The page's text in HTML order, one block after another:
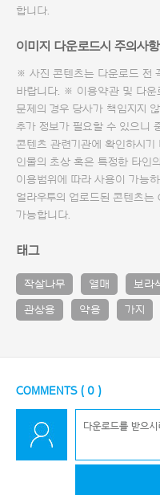
합니다.
이미지 다운로드시 주의사항
※ 사진 콘텐츠는 다운로드 전
바랍니다. ※ 이용약관 및 다운
문제의 경우 당사가 책임지지
추가 정보가 필요할 수 있으니
콘텐츠 관련기관에 확인하시
인물의 초상 혹은 특정한 타인
이용범위에 따라 사용이 가능
얼라우투의 업로드된 콘텐츠는
가능합니다.
태그
작살나무 열매 보라
관상용 약용 가지
COMMENTS ( 0 )